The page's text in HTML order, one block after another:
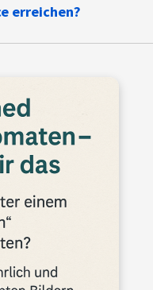
erreichen?